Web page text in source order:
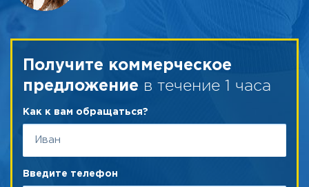
Получите коммерческое
предложение в течение 1 часа
Как к вам обращаться?
Введите телефон